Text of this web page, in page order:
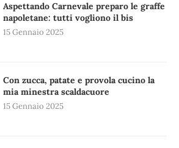
Aspettando Carnevale preparo le graffe
napoletane: tutti vogliono il bis
15 Gennaio 2025
Con zucca, patate e provola cucino la
mia minestra scaldacuore
15 Gennaio 2025